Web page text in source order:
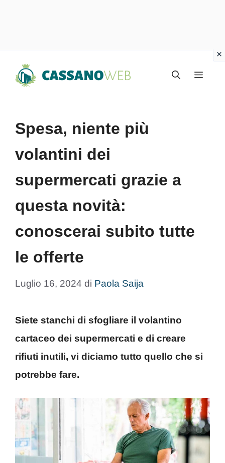
Menu
Spesa, niente più
volantini dei
supermercati grazie a
questa novità:
conoscerai subito tutte
le offerte
Luglio 16, 2024 di Paola Saija
Siete stanchi di sfogliare il volantino
cartaceo dei supermercati e di creare
rifiuti inutili, vi diciamo tutto quello che si
potrebbe fare.